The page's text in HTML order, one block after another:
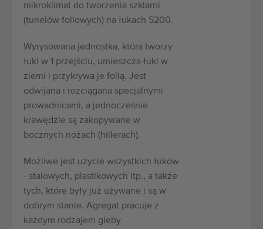
mikroklimat do tworzenia szklarni
(tunelów foliowych) na łukach S200.
Wyrysowana jednostka, która tworzy
łuki w 1 przejściu, umieszcza łuki w
ziemi i przykrywa je folią. Jest
odwijana i rozciągana specjalnymi
prowadnicami, a jednocześnie
krawędzie są zakopywane w
bocznych nożach (hillerach).
Możliwe jest użycie wszystkich łuków
- stalowych, plastikowych itp., a także
tych, które były już używane i są w
dobrym stanie. Agregat pracuje z
każdym rodzajem gleby